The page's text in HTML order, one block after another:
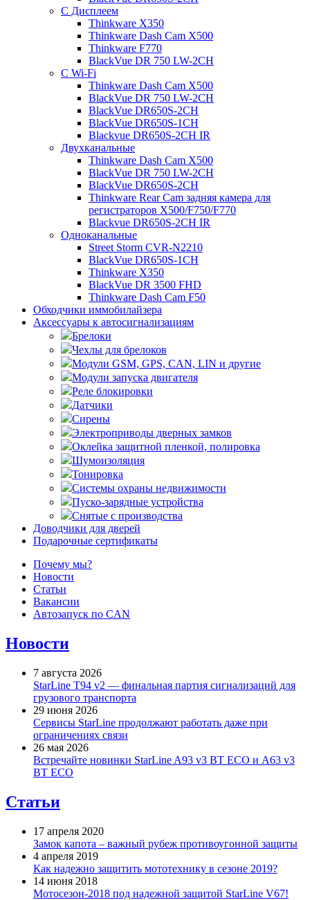
С Дисплеем
Thinkware X350
Thinkware Dash Cam X500
Thinkware F770
BlackVue DR 750 LW-2CH
С Wi-Fi
Thinkware Dash Cam X500
BlackVue DR 750 LW-2CH
BlackVue DR650S-2CH
BlackVue DR650S-1CH
Blackvue DR650S-2CH IR
Двухканальные
Thinkware Dash Cam X500
BlackVue DR 750 LW-2CH
BlackVue DR650S-2CH
Thinkware Rear Cam задняя камера для
регистраторов X500/F750/F770
Blackvue DR650S-2CH IR
Одноканальные
Street Storm CVR-N2210
BlackVue DR650S-1CH
Thinkware X350
BlackVue DR 3500 FHD
Thinkware Dash Cam F50
Обходчики иммобилайзера
Аксессуары к автосигнализациям
Брелоки
Чехлы для брелоков
Модули GSM, GPS, CAN, LIN и другие
Модули запуска двигателя
Реле блокировки
Датчики
Сирены
Электроприводы дверных замков
Оклейка защитной пленкой, полировка
Шумоизоляция
Тонировка
Системы охраны недвижимости
Пуско-зарядные устройства
Снятые с производства
Доводчики для дверей
Подарочные сертификаты
Почему мы?
Новости
Статьи
Вакансии
Автозапуск по CAN
Новости
7 августа 2026
StarLine T94 v2 — финальная партия сигнализаций для
грузового транспорта
29 июня 2026
Сервисы StarLine продолжают работать даже при
ограничениях связи
26 мая 2026
Встречайте новинки StarLine A93 v3 BT ECO и A63 v3
BT ECO
Статьи
17 апреля 2020
Замок капота – важный рубеж противоугонной защиты
4 апреля 2019
Как надежно защитить мототехнику в сезоне 2019?
14 июня 2018
Мотосезон-2018 под надежной защитой StarLine V67!